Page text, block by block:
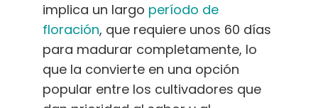
implica un largo período de
floración, que requiere unos 60 días
para madurar completamente, lo
que la convierte en una opción
popular entre los cultivadores que